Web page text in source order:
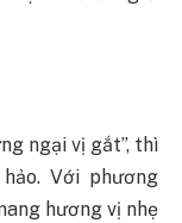
ngại vị gắt”, thì
Với phương
hương vị nhẹ